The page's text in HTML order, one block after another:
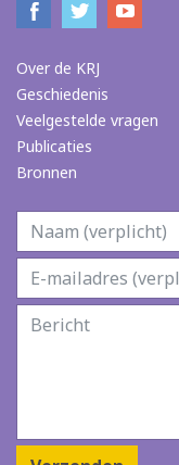
Over de KRJ
Geschiedenis
Veelgestelde vragen
Publicaties
Bronnen